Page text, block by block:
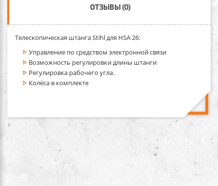
ОТЗЫВЫ (0)
Телескопическая штанга Stihl для HSA 26:
Управление по средством электронной связи
Возможность регулировки длины штанги
Регулировка рабочего угла.
Колёса в комплекте